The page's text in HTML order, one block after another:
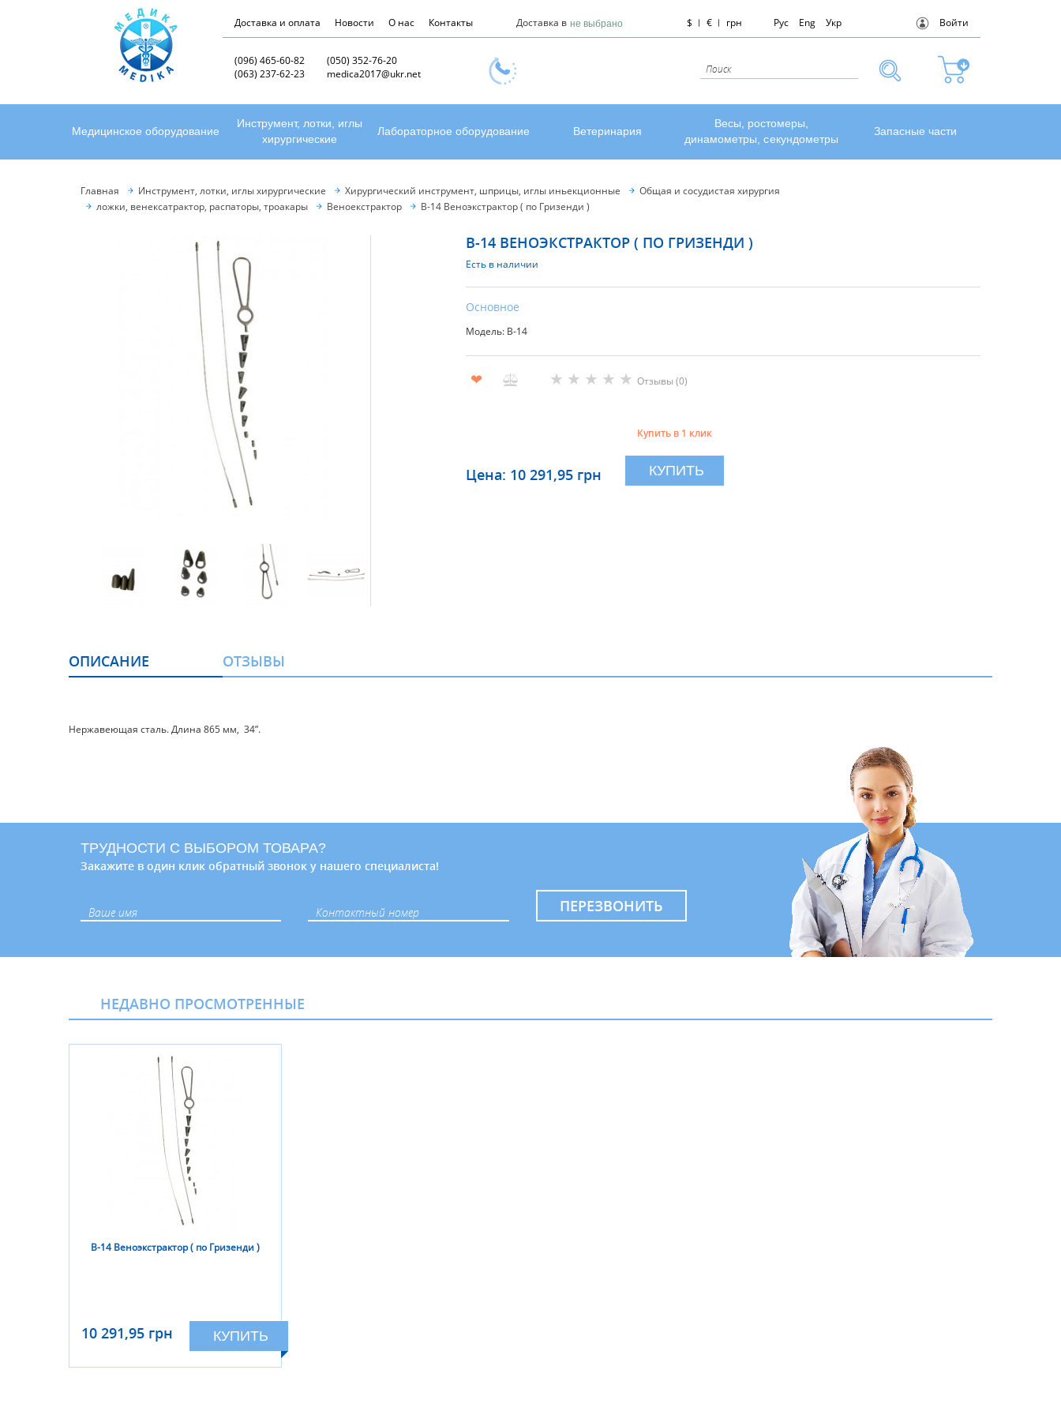
Доставка и оплата Новости О нас Контакты Доставка в не выбрано $ € грн Рус Eng Укр Войти
(096) 465-60-82
(050) 352-76-20
(063) 237-62-23
medica2017@ukr.net
Медицинское оборудование
Инструмент, лотки, иглы
хирургические
Лабораторное оборудование Ветеринария
Весы, ростомеры,
динамометры, секундометры
Запасные части
Главная Инструмент, лотки, иглы хирургические Хирургический инструмент, шприцы, иглы иньекционные
Общая и сосудистая хирургия
ложки, венексатрактор, распаторы, троакары
Веноекстрактор В-14 Веноэкстрактор ( по Гризенди )
В-14 ВЕНОЭКСТРАКТОР ( ПО ГРИЗЕНДИ )
Есть в наличии
Основное
Модель: В-14
❤ ★ ★ ★ ★ ★ Отзывы (0)
Цена: 10 291,95 грн
Купить в 1 клик
КУПИТЬ
ОПИСАНИЕ ОТЗЫВЫ
Нержавеющая сталь. Длина 865 мм, 34”.
ТРУДНОСТИ С ВЫБОРОМ ТОВАРА?
Закажите в один клик обратный звонок у нашего специалиста!
ПЕРЕЗВОНИТЬ
НЕДАВНО ПРОСМОТРЕННЫЕ
В-14 Веноэкстрактор ( по Гризенди )
10 291,95 грн КУПИТЬ